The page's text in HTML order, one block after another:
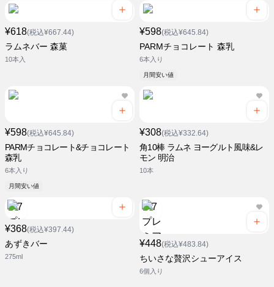
¥618(税込¥667.44)
ラムネバー 森菓
10本入
¥598(税込¥645.84)
PARMチョコレート 森乳
6本入り
月間安い値
¥598(税込¥645.84)
PARMチョコレート&チョコレート
森乳
6本入り
月間安い値
¥308(税込¥332.64)
角10棒 ラムネ ヨーグルト風味&レ
モン 明治
10本
¥368(税込¥397.44)
あずきバー
275ml
¥448(税込¥483.84)
ちいさな贅沢シューアイス
6個入り